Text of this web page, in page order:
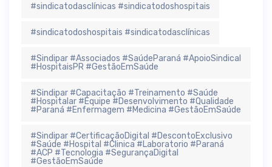
#sindicatodasclínicas #sindicatodoshospitais
#sindicatodoshospitais #sindicatodasclínicas
#Sindipar #Associados #SaúdeParaná #ApoioSindical
#HospitaisPR #GestãoEmSaúde
#Sindipar #Capacitação #Treinamento #Saúde
#Hospitalar #Equipe #Desenvolvimento #Qualidade
#Paraná #Enfermagem #Medicina #GestãoEmSaúde
#Sindipar #CertificaçãoDigital #DescontoExclusivo
#Saúde #Hospital #Clinica #Laboratorio #Paraná
#ACP #Tecnologia #SegurançaDigital
#GestãoEmSaúde